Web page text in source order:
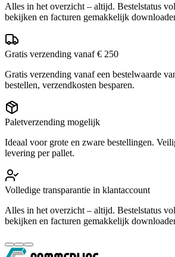
Alles in het overzicht – altijd. Bestelstatus
bekijken en facturen gemakkelijk
Gratis verzending vanaf € 250
Gratis verzending vanaf een bestelwaarde
bestellen, verzendkosten besparen.
Paletverzending mogelijk
Ideaal voor grote en zware bestellingen.
levering per pallet.
Volledige transparantie in klantaccount
Alles in het overzicht – altijd. Bestelstatus
bekijken en facturen gemakkelijk